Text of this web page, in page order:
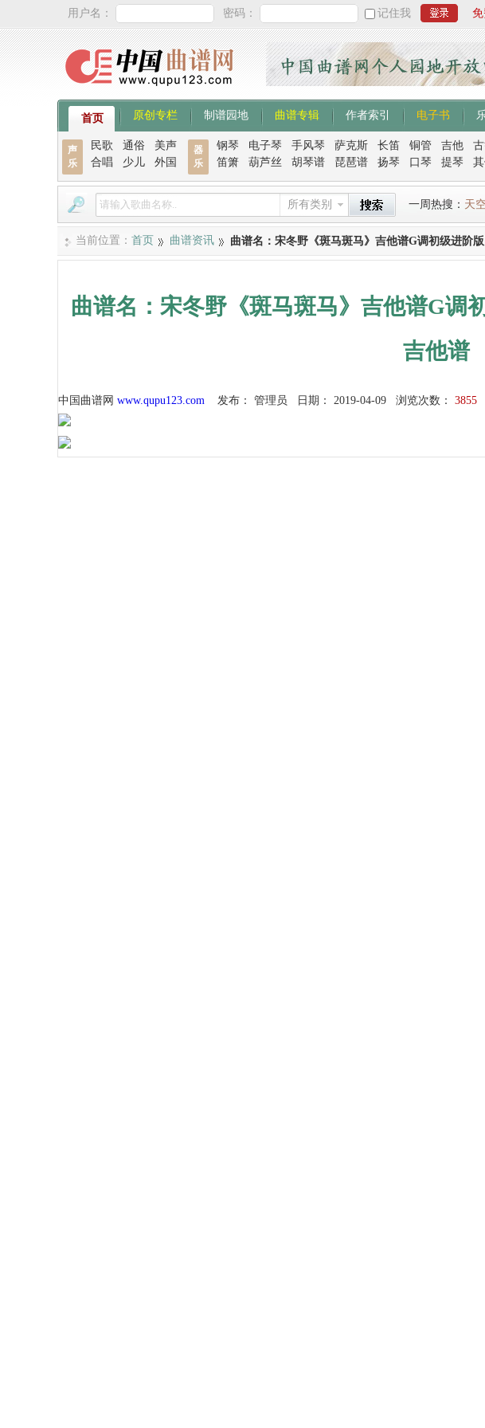
用户名： 密码： 记住我
首页 原创专栏 制谱园地 曲谱专辑 作者索引 电子书
声
乐
民歌 通俗
美声
合唱
少儿 外国
器
乐
钢琴 电子琴 手风琴 萨克斯 长笛 铜管 吉他
笛箫
葫芦丝 胡琴谱 琵琶谱 扬琴 口琴 提琴
所有类别 一周热搜： 天
当前位置： 首页 曲谱资讯 曲谱名：宋冬野《斑马斑马》吉他谱G调初级进阶
曲谱名：宋冬野《斑马斑马》吉他谱G调
吉他谱
中国曲谱网 www.qupu123.com 发布： 管理员 日期： 2019-04-09 浏览次数： 3855